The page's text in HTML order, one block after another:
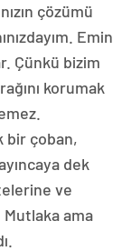
çözümü
Emin
Çünkü bizim
korumak
bir çoban,
dek
ve
ama